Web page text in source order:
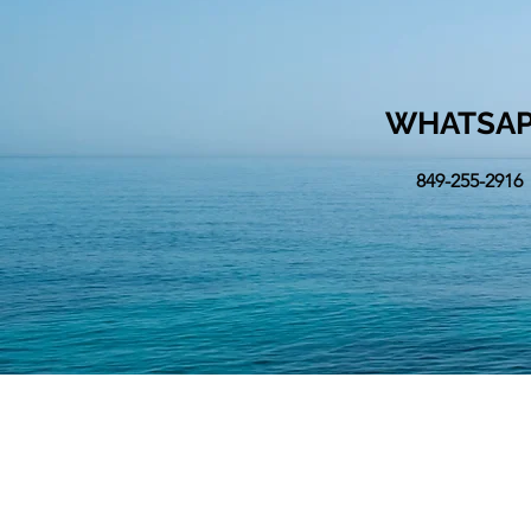
849-255-2916